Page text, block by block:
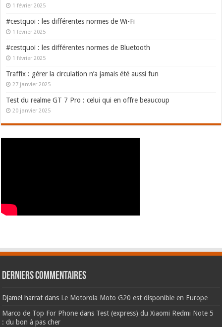
1 février 2025
#cestquoi : les différentes normes de Wi-Fi
1 février 2025
#cestquoi : les différentes normes de Bluetooth
1 février 2025
Traffix : gérer la circulation n’a jamais été aussi fun
27 janvier 2025
Test du realme GT 7 Pro : celui qui en offre beaucoup
20 janvier 2025
Derniers commentaires
Djamel harrat dans Le Motorola Moto G20 est disponible en Europe
Marco de Top For Phone dans Test (express) du Xiaomi Redmi Note 5
: du bon à pas cher